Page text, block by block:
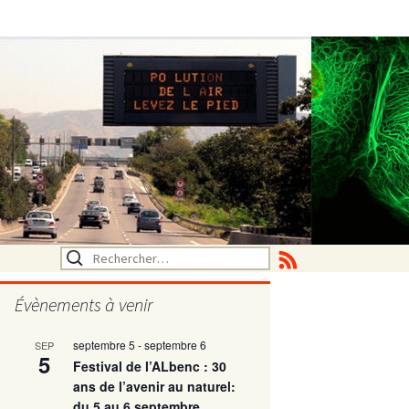
Rechercher :
Évènements à venir
SEP
5
septembre 5 -septembre 6
Festival de l’ALbenc : 30
ans de l’avenir au naturel: